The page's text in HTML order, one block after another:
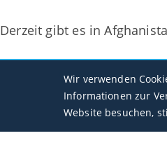
Derzeit gibt es in
Hamid Karzai Intl
OAKB / KBL
Wir verwenden
Informationen zur
Website besuchen,